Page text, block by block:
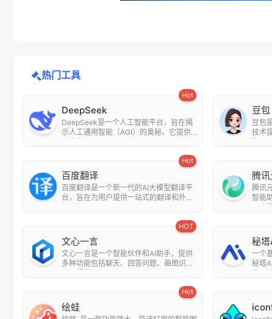
热门工具
Hot
DeepSeek
DeepSeek是一个人工智能平台，旨在揭
示人工通用智能（AGI）的奥秘。它提供
豆包
豆包
技术
Hot
百度翻译
百度翻译是一个新一代的AI大模型翻译平
台，旨在为用户提供一站式的翻译和外文
腾
腾讯
智能
HOT
文心一言
文心一言是一个智能伙伴和AI助手，提供
多种功能包括聊天、回答问题、画图识
秘
一个
秘塔
Hot
绘蛙